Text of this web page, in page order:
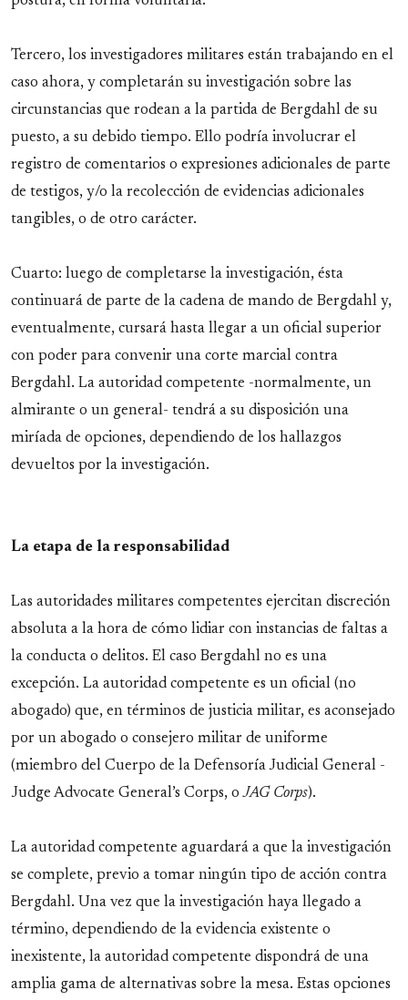
Tercero, los investigadores militares están trabajando en el
caso ahora, y completarán su investigación sobre las
circunstancias que rodean a la partida de Bergdahl de su
puesto, a su debido tiempo. Ello podría involucrar el
registro de comentarios o expresiones adicionales de parte
de testigos, y/o la recolección de evidencias adicionales
tangibles, o de otro carácter.
Cuarto: luego de completarse la investigación, ésta
continuará de parte de la cadena de mando de Bergdahl y,
eventualmente, cursará hasta llegar a un oficial superior
con poder para convenir una corte marcial contra
Bergdahl. La autoridad competente -normalmente, un
almirante o un general- tendrá a su disposición una
miríada de opciones, dependiendo de los hallazgos
devueltos por la investigación.
La etapa de la responsabilidad
Las autoridades militares competentes ejercitan discreción
absoluta a la hora de cómo lidiar con instancias de faltas a
la conducta o delitos. El caso Bergdahl no es una
excepción. La autoridad competente es un oficial (no
abogado) que, en términos de justicia militar, es aconsejado
por un abogado o consejero militar de uniforme
(miembro del Cuerpo de la Defensoría Judicial General -
Judge Advocate General’s Corps, oJAG Corps).
La autoridad competente aguardará a que la investigación
se complete, previo a tomar ningún tipo de acción contra
Bergdahl. Una vez que la investigación haya llegado a
término, dependiendo de la evidencia existente o
inexistente, la autoridad competente dispondrá de una
amplia gama de alternativas sobre la mesa. Estas opciones